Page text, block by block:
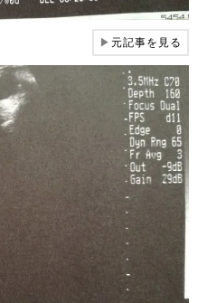
▶元記事を見る